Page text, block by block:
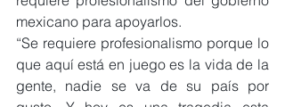
mexicano para apoyarlos.
“Se requiere profesionalismo porque lo
que aquí está en juego es la vida de la
gente, nadie se va de su país por